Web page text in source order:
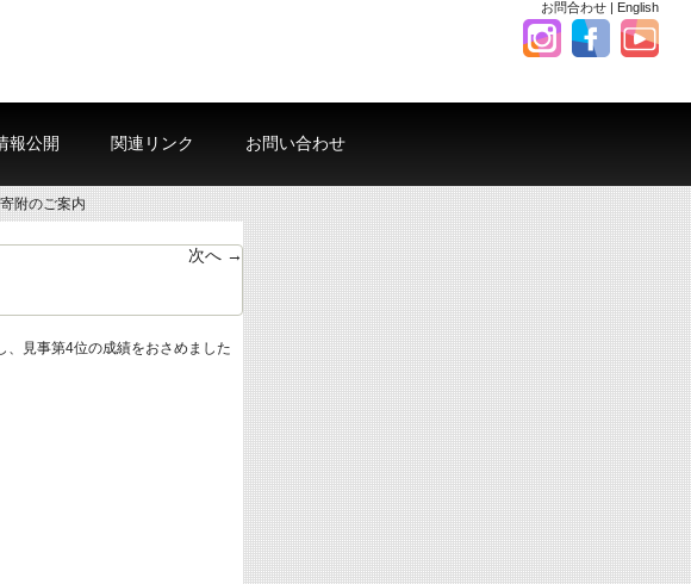
お問合わせ | English
報公開 関連リンク お問い合わせ
寄附のご案内
次へ →
、見事第4位の成績をおさめました